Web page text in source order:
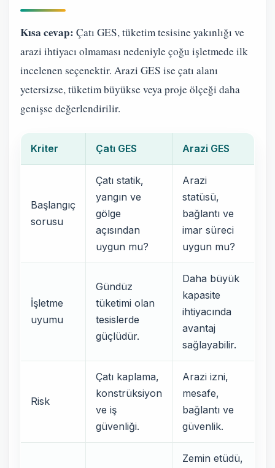
Kısa cevap: Çatı GES, tüketim tesisine yakınlığı ve
arazi ihtiyacı olmaması nedeniyle çoğu işletmede ilk
incelenen seçenektir. Arazi GES ise çatı alanı
yetersizse, tüketim büyükse veya proje ölçeği daha
genişse değerlendirilir.
Kriter Çatı GES Arazi GES
Başlangıç
sorusu
Çatı statik,
yangın ve
gölge
açısından
uygun mu?
Arazi
statüsü,
bağlantı ve
imar süreci
uygun mu?
İşletme
uyumu
Gündüz
tüketimi olan
tesislerde
güçlüdür.
Daha büyük
kapasite
ihtiyacında
avantaj
sağlayabilir.
Risk
Çatı kaplama,
konstrüksiyon
ve iş
güvenliği.
Arazi izni,
mesafe,
bağlantı ve
güvenlik.
Zemin etüdü,